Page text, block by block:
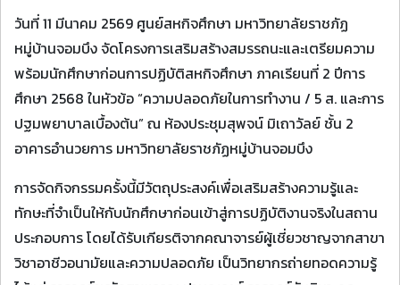
วันที่ 11 มีนาคม 2569 ศูนย์สหกิจศึกษา มหาวิทยาลัยราชภัฏ
หมู่บ้านจอมบึง จัดโครงการเสริมสร้างสมรรถนะและเตรียมความ
พร้อมนักศึกษาก่อนการปฏิบัติสหกิจศึกษา ภาคเรียนที่ 2 ปีการ
ศึกษา 2568 ในหัวข้อ “ความปลอดภัยในการทำงาน / 5 ส. และการ
ปฐมพยาบาลเบื้องต้น” ณ ห้องประชุมสุพจน์ มิเถาวัลย์ ชั้น 2
อาคารอำนวยการ มหาวิทยาลัยราชภัฏหมู่บ้านจอมบึง
การจัดกิจกรรมครั้งนี้มีวัตถุประสงค์เพื่อเสริมสร้างความรู้และ
ทักษะที่จำเป็นให้กับนักศึกษาก่อนเข้าสู่การปฏิบัติงานจริงในสถาน
ประกอบการ โดยได้รับเกียรติจากคณาจารย์ผู้เชี่ยวชาญจากสาขา
วิชาอาชีวอนามัยและความปลอดภัย เป็นวิทยากรถ่ายทอดความรู้